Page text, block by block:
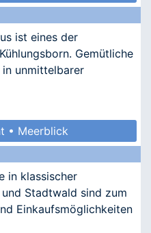
ist eines der
Gemütliche
in unmittelbarer
• Meerblick
in klassischer
Stadtwald sind zum
Einkaufsmöglichkeiten